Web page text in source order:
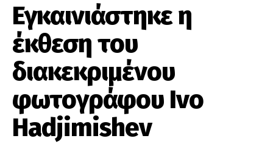
Εγκαινιάστηκε η
έκθεση του
διακεκριμένου
φωτογράφου Ivo
Hadjimishev